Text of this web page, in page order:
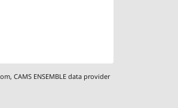
,CAMS ENSEMBLE data provider